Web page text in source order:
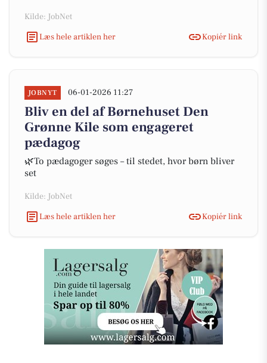
Kilde: JobNet
Læs hele artiklen her
Kopiér link
JOBNYT 06-01-2026 11:27
Bliv en del af Børnehuset Den
Grønne Kile som engageret
pædagog
🌿To pædagoger søges – til stedet, hvor børn bliver
set
Kilde: JobNet
Læs hele artiklen her
Kopiér link